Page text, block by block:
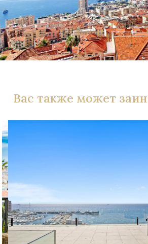
Вас также может